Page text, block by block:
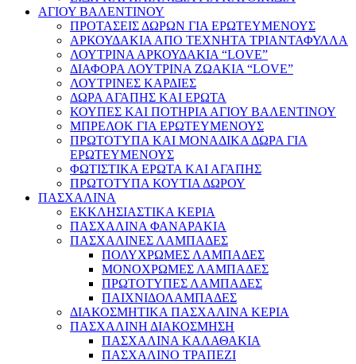
ΑΓΙΟΥ ΒΑΛΕΝΤΙΝΟΥ
ΠΡΟΤΑΣΕΙΣ ΔΩΡΩΝ ΓΙΑ ΕΡΩΤΕΥΜΕΝΟΥΣ
ΑΡΚΟΥΔΑΚΙΑ ΑΠΟ ΤΕΧΝΗΤΑ ΤΡΙΑΝΤΑΦΥΛΛΑ
ΛΟΥΤΡΙΝΑ ΑΡΚΟΥΔΑΚΙΑ “LOVE”
ΔΙΑΦΟΡΑ ΛΟΥΤΡΙΝΑ ΖΩΑΚΙΑ “LOVE”
ΛΟΥΤΡΙΝΕΣ ΚΑΡΔΙΕΣ
ΔΩΡΑ ΑΓΑΠΗΣ ΚΑΙ ΕΡΩΤΑ
ΚΟΥΠΕΣ ΚΑΙ ΠΟΤΗΡΙΑ ΑΓΙΟΥ ΒΑΛΕΝΤΙΝΟΥ
ΜΠΡΕΛΟΚ ΓΙΑ ΕΡΩΤΕΥΜΕΝΟΥΣ
ΠΡΩΤΟΤΥΠΑ ΚΑΙ ΜΟΝΑΔΙΚΑ ΔΩΡΑ ΓΙΑ
ΕΡΩΤΕΥΜΕΝΟΥΣ
ΦΩΤΙΣΤΙΚΑ ΕΡΩΤΑ ΚΑΙ ΑΓΑΠΗΣ
ΠΡΩΤΟΤΥΠΑ ΚΟΥΤΙΑ ΔΩΡΟΥ
ΠΑΣΧΑΛΙΝΑ
ΕΚΚΛΗΣΙΑΣΤΙΚΑ ΚΕΡΙΑ
ΠΑΣΧΑΛΙΝΑ ΦΑΝΑΡΑΚΙΑ
ΠΑΣΧΑΛΙΝΕΣ ΛΑΜΠΑΔΕΣ
ΠΟΛΥΧΡΩΜΕΣ ΛΑΜΠΑΔΕΣ
ΜΟΝΟΧΡΩΜΕΣ ΛΑΜΠΑΔΕΣ
ΠΡΩΤΟΤΥΠΕΣ ΛΑΜΠΑΔΕΣ
ΠΑΙΧΝΙΔΟΛΑΜΠΑΔΕΣ
ΔΙΑΚΟΣΜΗΤΙΚΑ ΠΑΣΧΑΛΙΝΑ ΚΕΡΙΑ
ΠΑΣΧΑΛΙΝΗ ΔΙΑΚΟΣΜΗΣΗ
ΠΑΣΧΑΛΙΝΑ ΚΑΛΑΘΑΚΙΑ
ΠΑΣΧΑΛΙΝΟ ΤΡΑΠΕΖΙ